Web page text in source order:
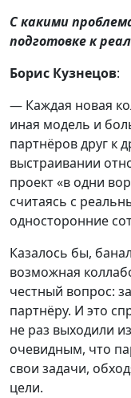
С какими
подготовке к
Борис Кузнецов:
— Каждая новая
иная модель и
партнёров друг к
выстраивании
проект «в одни
считаясь с
односторонние
Казалось бы,
возможная
честный вопрос:
партнёру. И это
не раз выходили
очевидным, что
свои задачи,
цели.